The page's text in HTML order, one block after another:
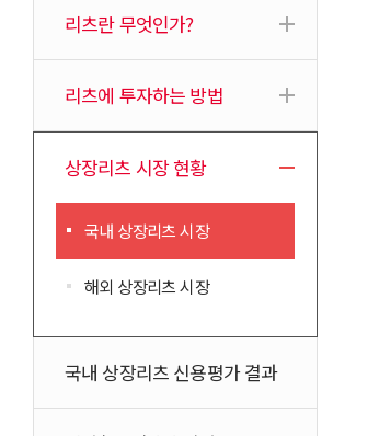
리츠란 무엇인가?
리츠에 투자하는 방법
상장리츠 시장 현황
국내 상장리츠 시장
해외 상장리츠 시장
국내 상장리츠 신용평가 결과